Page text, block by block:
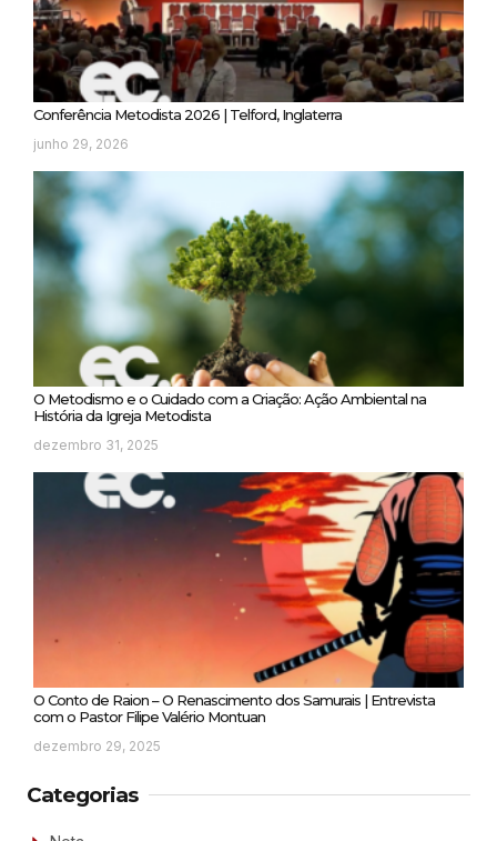
Conferência Metodista 2026 | Telford, Inglaterra
junho 29, 2026
O Metodismo e o Cuidado com a Criação: Ação Ambiental na
História da Igreja Metodista
dezembro 31, 2025
O Conto de Raion – O Renascimento dos Samurais | Entrevista
com o Pastor Filipe Valério Montuan
dezembro 29, 2025
Categorias